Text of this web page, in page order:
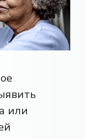
или